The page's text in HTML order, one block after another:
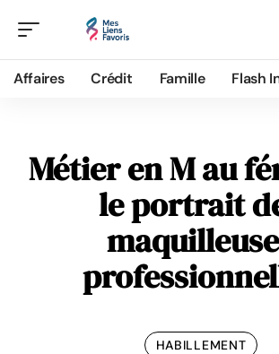
Affaires Crédit Famille Flash
Métier en M au
le portrait
HABILLEMENT